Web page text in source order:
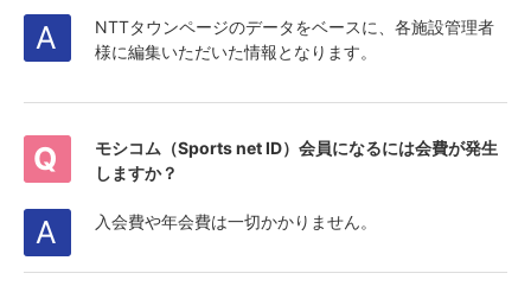
NTTタウンページのデータをベースに、各施設管理者
様に編集いただいた情報となります。
モシコム（Sports net ID）会員になるには会費が発生
しますか？
入会費や年会費は一切かかりません。